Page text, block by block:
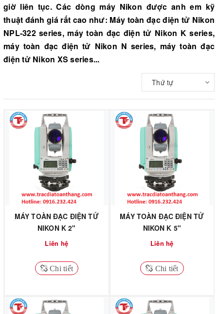
giờ liên tục. Các dòng máy Nikon được anh em kỹ
thuật đánh giá rất cao như: Máy toàn đạc điện tử Nikon
NPL-322 series, máy toàn đạc điện tử Nikon K series,
máy toàn đạc điện tử Nikon N series, máy toàn đạc
điện tử Nikon XS series...
Thứ tự
MÁY TOÀN ĐẠC ĐIỆN TỬ
NIKON K 2"
Liên hệ
Chi tiết
MÁY TOÀN ĐẠC ĐIỆN TỬ
NIKON K 5"
Liên hệ
Chi tiết